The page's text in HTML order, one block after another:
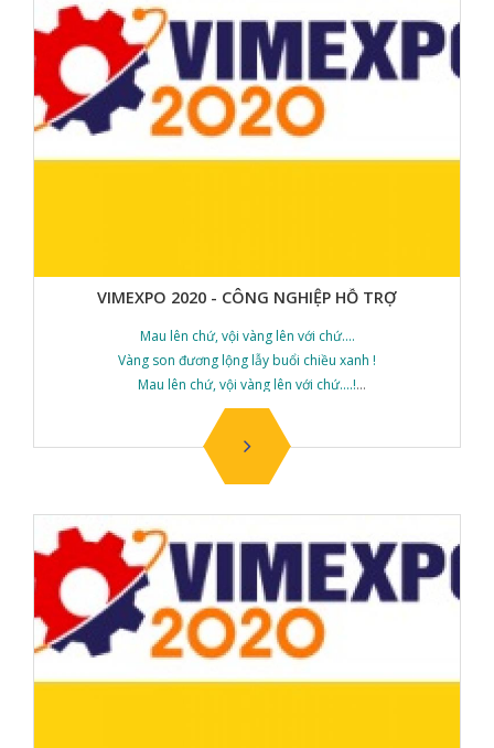
HUY NGUYEN Pte.
Được cấp Giấy Chứng nhận Hệ
thống Quản lý Chất lượng
ISO 9001 - 2015
QUACERT VIETNAM
VIMEXPO 2020 - CÔNG NGHIỆP HỖ TRỢ
Mau lên chứ, vội vàng lên với chứ....
Vàng son đương lộng lẫy buổi chiều xanh !
Mau lên chứ, vội vàng lên với chứ....!
Giục giã - Xuân Diệu